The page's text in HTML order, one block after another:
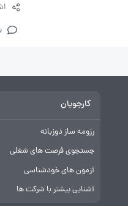
کارجویان
رزومه ساز دوزبانه
جستجوی فرصت های شغلی
آزمون های خودشناسی
آشنایی بیشتر با شرکت ها